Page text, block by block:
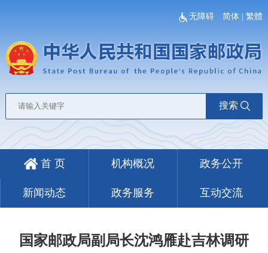
无障碍 简体 |繁體
搜索
首 页 机构概况 政务公开
新闻动态 政务服务 互动交流
国家邮政局副局长沈鸿雁赴吉林调研